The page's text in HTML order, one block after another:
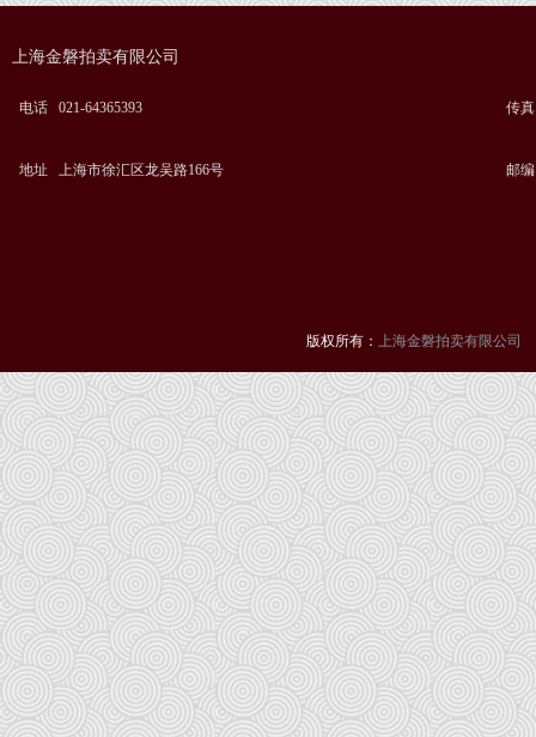
上海金磐拍卖有限公司
电话 021-64365393
地址 上海市徐汇区龙吴路166号
传
邮
版权所有： 上海金磐拍卖有限公司